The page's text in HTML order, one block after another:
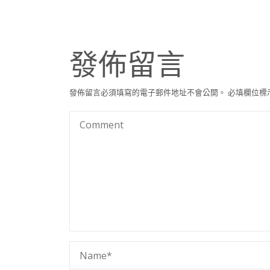
發佈留言
發佈留言必須填寫的電子郵件地址不會公開。 必填欄位